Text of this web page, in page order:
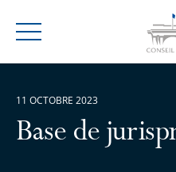
Menu
Base de
11 OCTOBRE 2023